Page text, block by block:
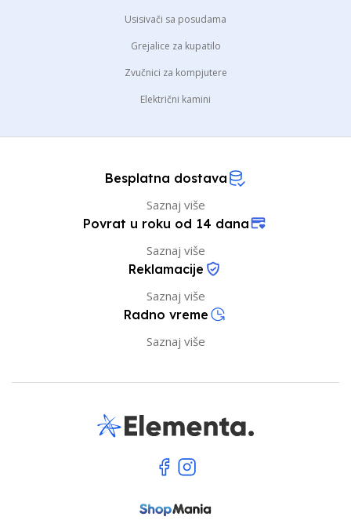
Usisivači sa posudama
Grejalice za kupatilo
Zvučnici za kompjutere
Električni kamini
Besplatna dostava
Saznaj više
Povrat u roku od 14 dana
Saznaj više
Reklamacije
Saznaj više
Radno vreme
Saznaj više